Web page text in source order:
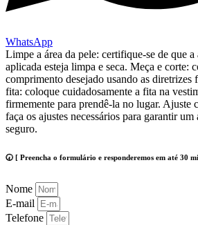
WhatsApp
Limpe a área da pele: certifique-se de que a
aplicada esteja limpa e seca. Meça e corte:
comprimento desejado usando as diretrizes
fita: coloque cuidadosamente a fita na
firmemente para prendê-la no lugar. Ajuste
faça os ajustes necessários para garantir
seguro.
🕢 [ Preencha o formulário e responderemos em até 30
Nome
E-mail
Telefone